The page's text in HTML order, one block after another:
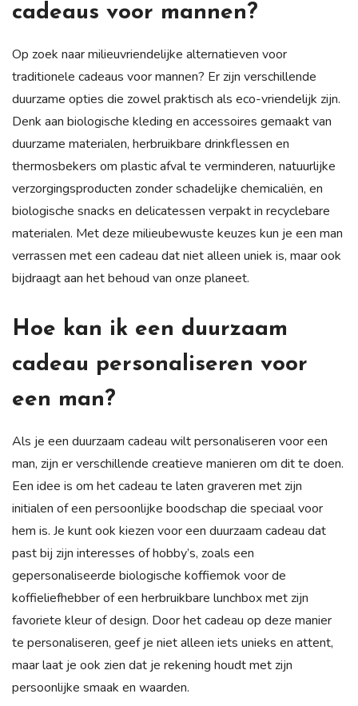
cadeaus voor mannen?
Op zoek naar milieuvriendelijke alternatieven voor
traditionele cadeaus voor mannen? Er zijn verschillende
duurzame opties die zowel praktisch als eco-vriendelijk zijn.
Denk aan biologische kleding en accessoires gemaakt van
duurzame materialen, herbruikbare drinkflessen en
thermosbekers om plastic afval te verminderen, natuurlijke
verzorgingsproducten zonder schadelijke chemicaliën, en
biologische snacks en delicatessen verpakt in recyclebare
materialen. Met deze milieubewuste keuzes kun je een man
verrassen met een cadeau dat niet alleen uniek is, maar ook
bijdraagt aan het behoud van onze planeet.
Hoe kan ik een duurzaam
cadeau personaliseren voor
een man?
Als je een duurzaam cadeau wilt personaliseren voor een
man, zijn er verschillende creatieve manieren om dit te doen.
Een idee is om het cadeau te laten graveren met zijn
initialen of een persoonlijke boodschap die speciaal voor
hem is. Je kunt ook kiezen voor een duurzaam cadeau dat
past bij zijn interesses of hobby’s, zoals een
gepersonaliseerde biologische koffiemok voor de
koffieliefhebber of een herbruikbare lunchbox met zijn
favoriete kleur of design. Door het cadeau op deze manier
te personaliseren, geef je niet alleen iets unieks en attent,
maar laat je ook zien dat je rekening houdt met zijn
persoonlijke smaak en waarden.